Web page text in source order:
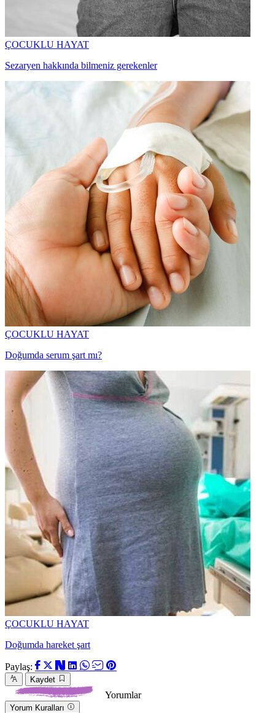
ÇOCUKLU HAYAT
Sezaryen hakkında bilmeniz gerekenler
ÇOCUKLU HAYAT
Doğumda serum şart mı?
ÇOCUKLU HAYAT
Doğumda hareket şart
Paylaş:
Kaydet
Yorumlar
Yorum Kuralları